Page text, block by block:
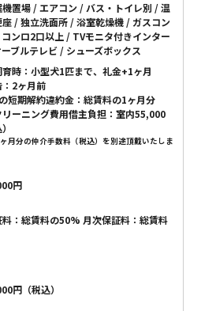
置場 / エアコン / バス・トイレ別 / 温
/ 独立洗面所 / 浴室乾燥機 / ガスコン
ンロ2口以上 / TVモニタ付きインター
ブルテレビ / シューズボックス
時：小型犬1匹まで、礼金+1ヶ月
2ヶ月前
短期解約違約金：総賃料の1ヶ月分
ーニング費用借主負担：室内55,000
月分の仲介手数料（税込）を別途頂戴いたしま
円
：総賃料の50% 月次保証料：総賃料
円（税込）